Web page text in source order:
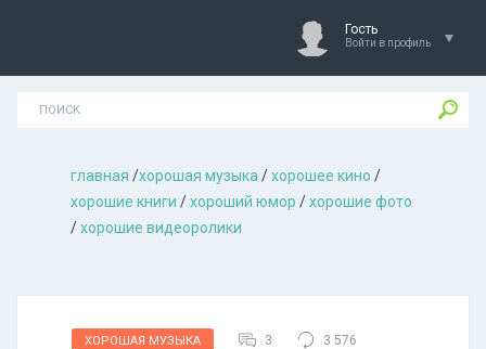
Гость
Войти в профиль
главная /хорошая музыкa /хорошее кино /
хорошие книги /хороший юмор /хорошие фото
/хорошие видеоролики
ХОРОШАЯ МУЗЫКА 3 3 576